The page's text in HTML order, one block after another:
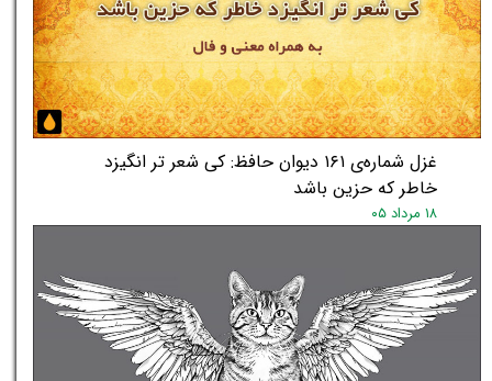
غزل شماره‌ی ۱۶۱ دیوان حافظ: کی شعر تر انگیزد
خاطر که حزین باشد
۱۸ مرداد ۰۵